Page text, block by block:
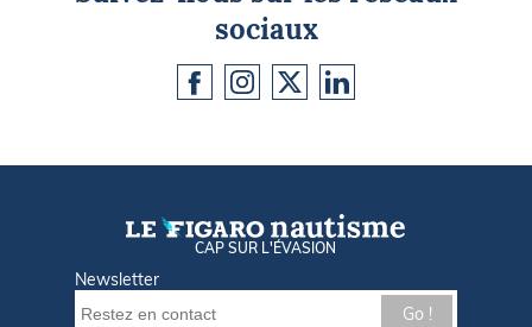
sociaux
CAP SUR L'ÉVASION
Newsletter
Go !